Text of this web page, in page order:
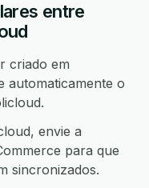
entre
criado em
automaticamente o
envie a
para que
sincronizados.